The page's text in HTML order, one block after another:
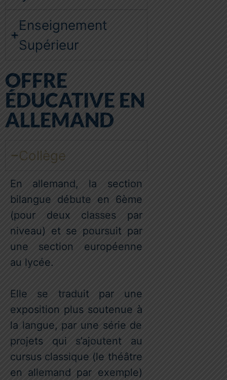
Enseignement
Supérieur
OFFRE
ÉDUCATIVE EN
ALLEMAND
Collège
En allemand, la section
bilangue débute en 6ème
(pour deux classes par
niveau) et se poursuit par
une section européenne
au lycée.
Elle se traduit par une
exposition plus soutenue à
la langue, par une série de
projets qui s’ajoutent au
cursus classique (le théâtre
en allemand par exemple)